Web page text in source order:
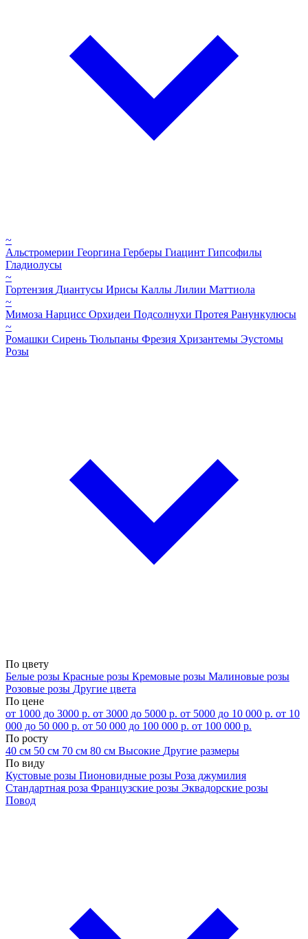
~
Альстромерии Георгина Герберы Гиацинт Гипсофилы
Гладиолусы
~
Гортензия Диантусы Ирисы Каллы Лилии Маттиола
~
Мимоза Нарцисс Орхидеи Подсолнухи Протея Ранункулюсы
~
Ромашки Сирень Тюльпаны Фрезия Хризантемы Эустомы
Розы
По цвету
Белые розы Красные розы Кремовые розы Малиновые розы
Розовые розы Другие цвета
По цене
от 1000 до 3000 р. от 3000 до 5000 р. от 5000 до 10 000 р. от 10
000 до 50 000 р. от 50 000 до 100 000 р. от 100 000 р.
По росту
40 см 50 см 70 см 80 см Высокие Другие размеры
По виду
Кустовые розы Пионовидные розы Роза джумилия
Стандартная роза Французские розы Эквадорские розы
Повод